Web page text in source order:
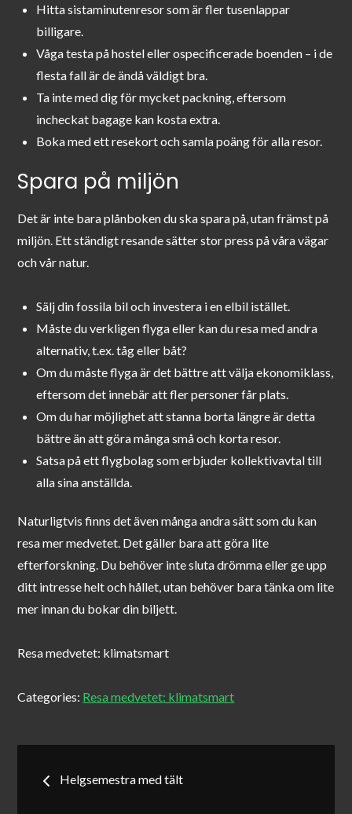
Hitta sistaminutenresor som är fler tusenlappar
billigare.
Våga testa på hostel eller ospecificerade boenden – i de
flesta fall är de ändå väldigt bra.
Ta inte med dig för mycket packning, eftersom
incheckat bagage kan kosta extra.
Boka med ett resekort och samla poäng för alla resor.
Spara på miljön
Det är inte bara plånboken du ska spara på, utan främst på
miljön. Ett ständigt resande sätter stor press på våra vägar
och vår natur.
Sälj din fossila bil och investera i en elbil istället.
Måste du verkligen flyga eller kan du resa med andra
alternativ, t.ex. tåg eller båt?
Om du måste flyga är det bättre att välja ekonomiklass,
eftersom det innebär att fler personer får plats.
Om du har möjlighet att stanna borta längre är detta
bättre än att göra många små och korta resor.
Satsa på ett flygbolag som erbjuder kollektivavtal till
alla sina anställda.
Naturligtvis finns det även många andra sätt som du kan
resa mer medvetet. Det gäller bara att göra lite
efterforskning. Du behöver inte sluta drömma eller ge upp
ditt intresse helt och hållet, utan behöver bara tänka om lite
mer innan du bokar din biljett.
Resa medvetet: klimatsmart
Categories: Resa medvetet: klimatsmart
Inläggsnavigering
Helgsemestra med tält